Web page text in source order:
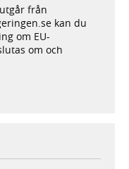
från
kan du
om EU-
om och